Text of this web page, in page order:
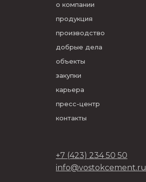
о компании
продукция
производство
добрые дела
объекты
закупки
карьера
пресс-центр
контакты
+7 (423) 234 50 50
info@vostokcement.ru